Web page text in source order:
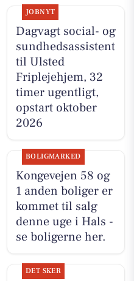
JOBNYT
Dagvagt social- og
sundhedsassistent
til Ulsted
Friplejehjem, 32
timer ugentligt,
opstart oktober
2026
BOLIGMARKED
Kongevejen 58 og
1 anden boliger er
kommet til salg
denne uge i Hals -
se boligerne her.
DET SKER